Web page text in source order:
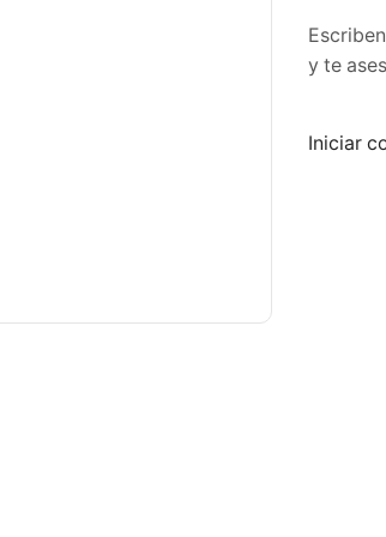
y te
Iniciar